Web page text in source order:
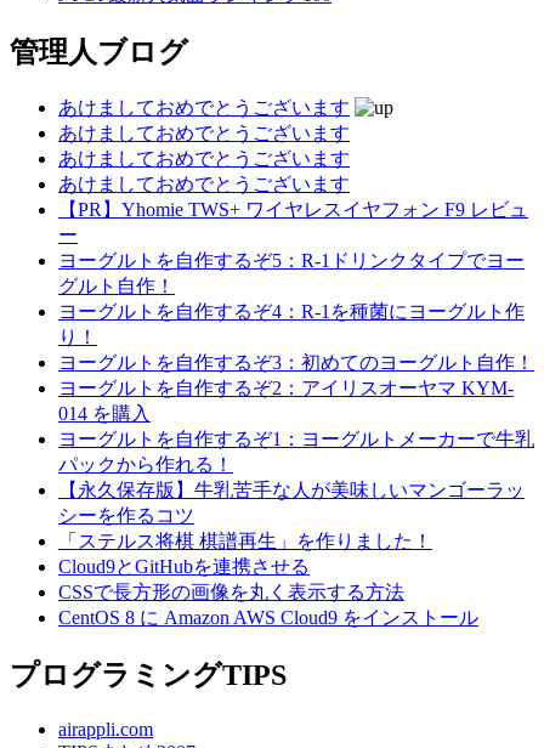
管理人ブログ
あけましておめでとうございます
あけましておめでとうございます
あけましておめでとうございます
あけましておめでとうございます
【PR】Yhomie TWS+ ワイヤレスイヤフォン F9 レビュ
ー
ヨーグルトを自作するぞ5：R-1ドリンクタイプでヨー
グルト自作！
ヨーグルトを自作するぞ4：R-1を種菌にヨーグルト作
り！
ヨーグルトを自作するぞ3：初めてのヨーグルト自作！
ヨーグルトを自作するぞ2：アイリスオーヤマ KYM-
014 を購入
ヨーグルトを自作するぞ1：ヨーグルトメーカーで牛乳
パックから作れる！
【永久保存版】牛乳苦手な人が美味しいマンゴーラッ
シーを作るコツ
「ステルス将棋 棋譜再生」を作りました！
Cloud9とGitHubを連携させる
CSSで長方形の画像を丸く表示する方法
CentOS 8 に Amazon AWS Cloud9 をインストール
プログラミングTIPS
airappli.com